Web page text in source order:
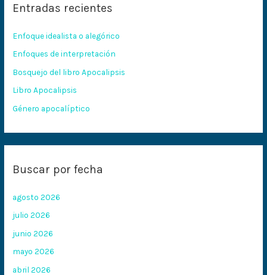
a
p
o
r
:
Entradas recientes
Enfoque idealista o alegórico
Enfoques de interpretación
Bosquejo del libro Apocalipsis
Libro Apocalipsis
Género apocalíptico
Buscar por fecha
agosto 2026
julio 2026
junio 2026
mayo 2026
abril 2026